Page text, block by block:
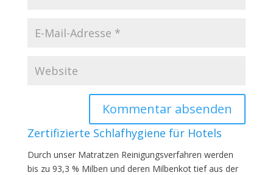
Zertifizierte Schlafhygiene für Hotels
Durch unser Matratzen Reinigungsverfahren werden
bis zu 93,3 % Milben und deren Milbenkot tief aus der